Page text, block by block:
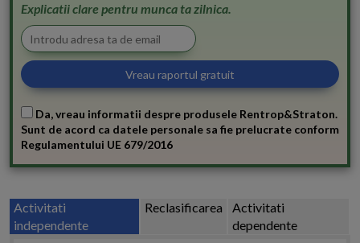
Explicatii clare pentru munca ta zilnica.
Da, vreau informatii despre produsele Rentrop&Straton.
Sunt de acord ca datele personale sa fie prelucrate conform
Regulamentului UE 679/2016
Activitati
independente
Reclasificarea
Activitati
dependente